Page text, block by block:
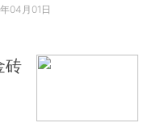
04月01日
砖